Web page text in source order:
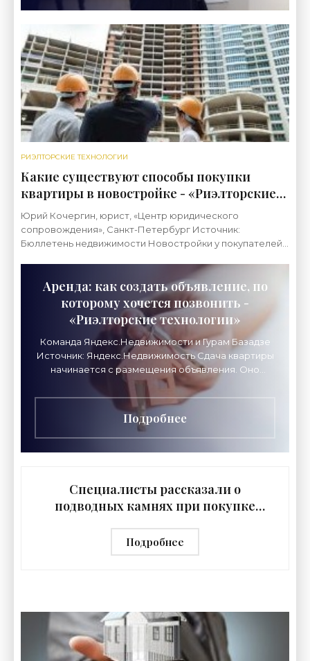
РИЭЛТОРСКИЕ ТЕХНОЛОГИИ
Какие существуют способы покупки
квартиры в новостройке - «Риэлторские
технологии»
Юрий Кочергин, юрист, «Центр юридического
сопровождения», Санкт-Петербург Источник:
Бюллетень недвижимости Новостройки у покупателей
Аренда: как создать объявление, по
которому хочется позвонить -
«Риэлторские технологии»
Команда Яндекс.Недвижимости и Гурам Базадзе
Источник: Яндекс.Недвижимость Сдача квартиры
начинается с размещения объявления. Оно
должно показывать не только квартиру, но и вас в
самом
Подробнее
Специалисты рассказали о
подводных камнях при покупке
технологии»
Подробнее